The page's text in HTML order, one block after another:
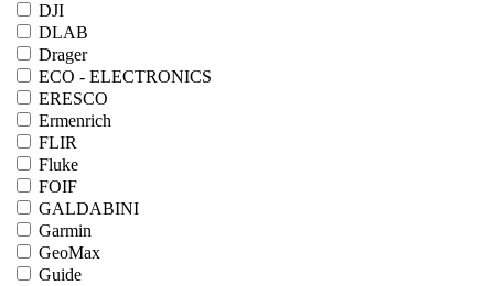
DJI
DLAB
Drager
ECO - ELECTRONICS
ERESCO
Ermenrich
FLIR
Fluke
FOIF
GALDABINI
Garmin
GeoMax
Guide